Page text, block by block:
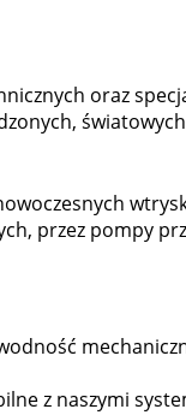
oraz
przez pompy
z naszymi